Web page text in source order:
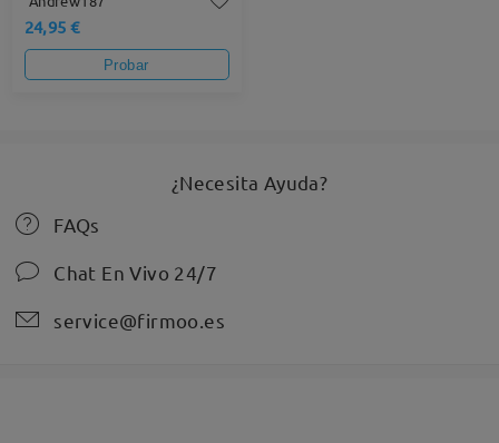
24,95 €
Probar
¿Necesita Ayuda?
FAQs
Chat En Vivo 24/7
service@firmoo.es